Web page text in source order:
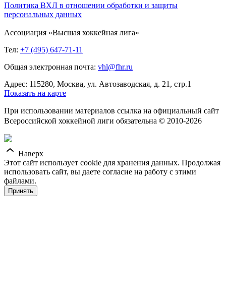
Политика ВХЛ в отношении обработки и защиты
персональных данных
Ассоциация «Высшая хоккейная лига»
Тел: +7 (495) 647-71-11
Общая электронная почта: vhl@fhr.ru
Адрес: 115280, Москва, ул. Автозаводская, д. 21, стр.1
Показать на карте
При использовании материалов ссылка на официальный сайт
Всероссийской хоккейной лиги обязательна © 2010-2026
Наверх
Этот сайт использует cookie для хранения данных. Продолжая
использовать сайт, вы даете согласие на работу с этими
файлами.
Принять